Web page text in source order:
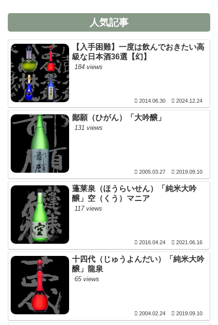
人気記事
【入手困難】一度は飲んでおきたい高
級な日本酒36選【幻】
184 views
2014.06.30 2024.12.24
鄙願（ひがん）「大吟醸」
131 views
2005.03.27 2019.09.10
蓬莱泉（ほうらいせん）「純米大吟
醸」空（くう）マニア
117 views
2016.04.24 2021.06.16
十四代（じゅうよんだい）「純米大吟
醸」龍泉
65 views
2004.02.24 2019.09.10